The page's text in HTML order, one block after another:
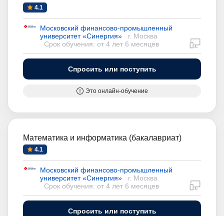
4.1
Московский финансово-промышленный
университет «Синергия»
г. Москва
Срок обучения: от 4 лет 6 месяцев
Спросить или поступить
Это онлайн-обучение
Математика и информатика (бакалавриат)
4.1
Московский финансово-промышленный
университет «Синергия»
г. Москва
Срок обучения: от 4 лет 6 месяцев
Спросить или поступить